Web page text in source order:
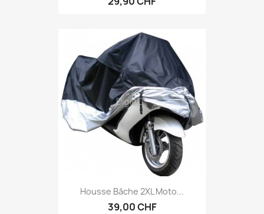
Housse Bâche 2XL Moto...
39,00 CHF